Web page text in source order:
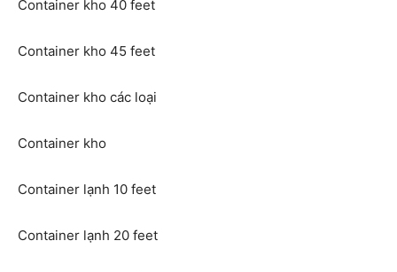
Container kho 40 feet
Container kho 45 feet
Container kho các loại
Container kho
Container lạnh 10 feet
Container lạnh 20 feet